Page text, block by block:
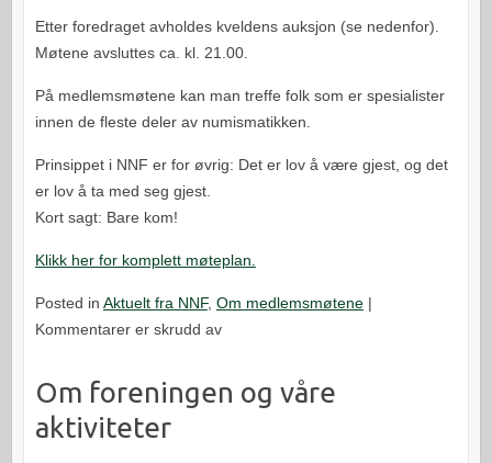
Etter foredraget avholdes kveldens auksjon (se nedenfor).
Møtene avsluttes ca. kl. 21.00.
På medlemsmøtene kan man treffe folk som er spesialister
innen de fleste deler av numismatikken.
Prinsippet i NNF er for øvrig: Det er lov å være gjest, og det
er lov å ta med seg gjest.
Kort sagt: Bare kom!
Klikk her for komplett møteplan.
Posted in Aktuelt fra NNF, Om medlemsmøtene |
Kommentarer er skrudd avfor
Om foreningen og våre
aktiviteter